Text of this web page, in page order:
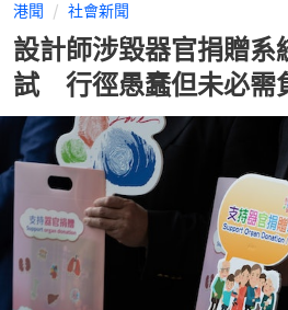
港聞 社會新聞
設計師涉毀器官捐贈
試 行徑愚蠢但未必需